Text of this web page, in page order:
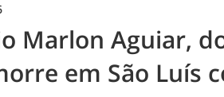
Marlon Aguiar,
em São Luís